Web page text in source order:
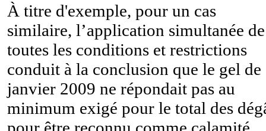
À titre d'exemple, pour un cas
similaire, l’application simultanée de
toutes les conditions et restrictions
conduit à la conclusion que le gel de
janvier 2009 ne répondait pas au
minimum exigé pour le total des